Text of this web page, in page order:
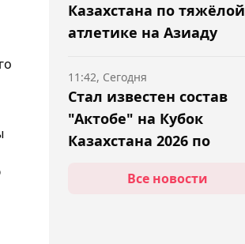
Казахстана по тяжёлой
атлетике на Азиаду
Стал известен состав
"Актобе" на Кубок
Казахстана 2026 по
11:42, Сегодня
Все новости